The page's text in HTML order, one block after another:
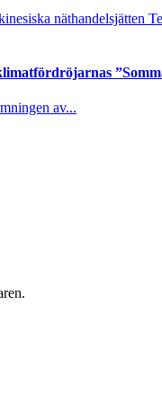
näthandelsjätten
av...